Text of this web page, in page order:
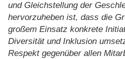
und Gleichstellung der
hervorzuheben ist, dass die
großem Einsatz konkrete
Diversität und Inklusion
Respekt gegenüber allen